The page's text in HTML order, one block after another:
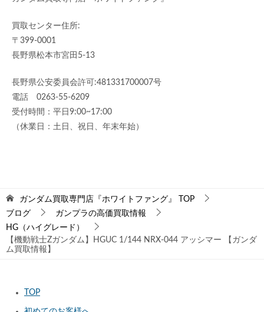
買取センター住所:
〒399-0001
長野県松本市宮田5-13
長野県公安委員会許可:481331700007号
電話 0263-55-6209
受付時間：平日9:00~17:00
（休業日：土日、祝日、年末年始）
ガンダム買取専門店『ホワイトファング』
TOP
ブログ
ガンプラの高価買取情報
HG（ハイグレード）
【機動戦士Ζガンダム】HGUC 1/144 NRX-044 アッシマー 【ガンダ
ム買取情報】
TOP